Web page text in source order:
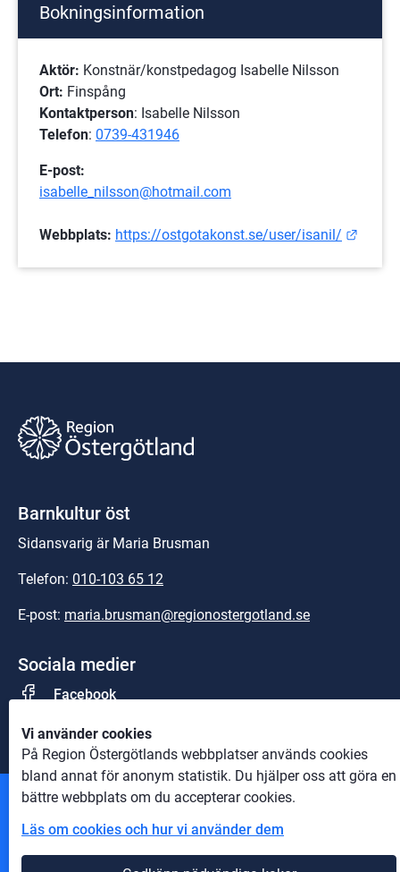
Vi använder cookies
På Region Östergötlands webbplatser används cookies
bland annat för anonym statistik. Du hjälper oss att göra en
bättre webbplats om du accepterar cookies.
Läs om cookies och hur vi använder dem
Bokningsinformation
Aktör: Konstnär/konstpedagog Isabelle Nilsson
Ort: Finspång
Kontaktperson: Isabelle Nilsson
Telefon: 0739-431946
E-post:
isabelle_nilsson@hotmail.com
Webbplats: https://ostgotakonst.se/user/isanil/
Barnkultur öst
Sidansvarig är Maria Brusman
Telefon: 010-103 65 12
E-post: maria.brusman@regionostergotland.se
Sociala medier
Facebook
Information om cookies